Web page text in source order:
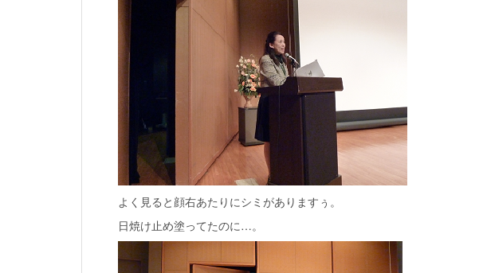
よく見ると顔右あたりにシミがありますぅ。
日焼け止め塗ってたのに…。